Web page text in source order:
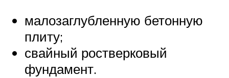
малозаглубленную бетонную
плиту;
свайный ростверковый
фундамент.